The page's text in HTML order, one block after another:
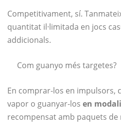
Competitivament, sí.
quantitat il·limitada en jocs
addicionals.
Com guanyo més targetes?
En comprar-los en impulsors,
vapor o guanyar-los en
recompensat amb paquets de